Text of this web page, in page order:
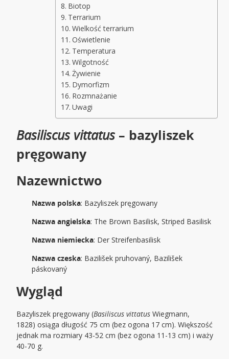
Biotop
Terrarium
Wielkość terrarium
Oświetlenie
Temperatura
Wilgotność
Żywienie
Dymorfizm
Rozmnażanie
Uwagi
Basiliscus vittatus– bazyliszek
pręgowany
Nazewnictwo
Nazwa polska: Bazyliszek pręgowany
Nazwa angielska: The Brown Basilisk, Striped Basilisk
Nazwa niemiecka: Der Streifenbasilisk
Nazwa czeska: Bazilišek pruhovaný, Bazilišek
páskovaný
Wygląd
Bazyliszek pręgowany (Basiliscus vittatus Wiegmann,
1828) osiąga długość 75 cm (bez ogona 17 cm). Większość
jednak ma rozmiary 43-52 cm (bez ogona 11-13 cm) i waży
40-70 g.